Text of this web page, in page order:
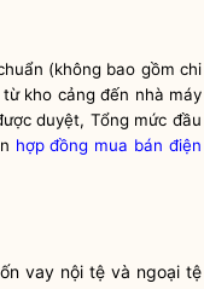
(không bao gồmchi
kho cảng đến nhà máy
duyệt, Tổng mức đầu
hợp đồng mua bán điện
vay nội tệ và ngoại tệ